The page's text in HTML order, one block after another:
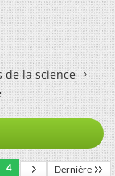
de la science
4 Dernière